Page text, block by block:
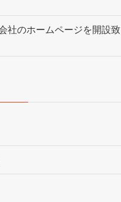
社のホームページを開設致